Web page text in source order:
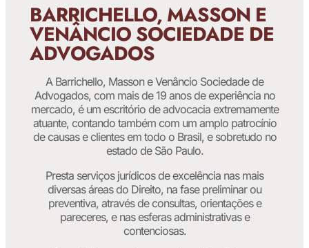
BARRICHELLO, MASSON E
VENÂNCIO SOCIEDADE DE
ADVOGADOS
A Barrichello, Masson e Venâncio Sociedade de
Advogados, com mais de 19 anos de experiência no
mercado, é um escritório de advocacia extremamente
atuante, contando também com um amplo patrocínio
de causas e clientes em todo o Brasil, e sobretudo no
estado de São Paulo.
Presta serviços jurídicos de excelência nas mais
diversas áreas do Direito, na fase preliminar ou
preventiva, através de consultas, orientações e
pareceres, e nas esferas administrativas e
contenciosas.